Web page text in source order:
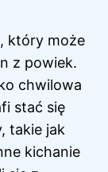
który może
z powiek.
chwilowa
stać się
takie jak
kichanie